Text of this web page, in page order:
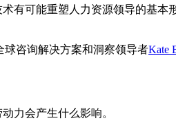
有可能重塑人力资源领导的基本
球咨询解决方案和洞察领导者Kate
力会产生什么影响。